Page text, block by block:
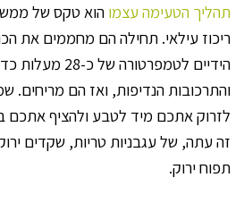
תהליך הטעימה עצמו הוא טקס של
ריכוז עילאי. תחילה הם מחממים את
הידיים
והתרכובות הנדיפות, ואז הם מריחים.
לזרוק אתכם מיד לטבע ולהציף אתכם
זה עתה, של עגבניות טריות, שקדים
תפוח ירוק.